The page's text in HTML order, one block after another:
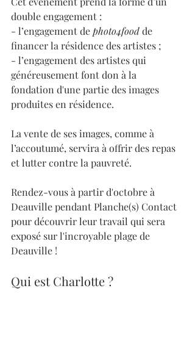
double engagement :
- l’engagement de photo4food de
financer la résidence des artistes ;
- l’engagement des artistes qui
généreusement font don à la
fondation d'une partie des images
produites en résidence.
La vente de ses images, comme à
l’accoutumé, servira à offrir des repas
et lutter contre la pauvreté.
Rendez-vous à partir d'octobre à
Deauville pendant Planche(s) Contact
pour découvrir leur travail qui sera
exposé sur l'incroyable plage de
Deauville !
Qui est Charlotte ?